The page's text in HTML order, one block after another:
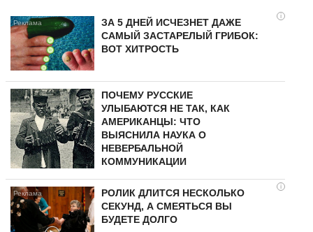
i
ЗА 5 ДНЕЙ ИСЧЕЗНЕТ ДАЖЕ
САМЫЙ ЗАСТАРЕЛЫЙ ГРИБОК:
ВОТ ХИТРОСТЬ
ПОЧЕМУ РУССКИЕ
УЛЫБАЮТСЯ НЕ ТАК, КАК
АМЕРИКАНЦЫ: ЧТО
ВЫЯСНИЛА НАУКА О
НЕВЕРБАЛЬНОЙ
КОММУНИКАЦИИ
i
РОЛИК ДЛИТСЯ НЕСКОЛЬКО
СЕКУНД, А СМЕЯТЬСЯ ВЫ
БУДЕТЕ ДОЛГО